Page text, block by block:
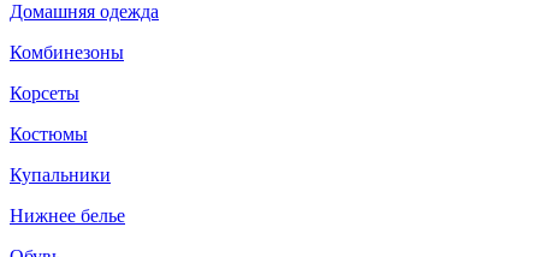
Домашняя одежда
Комбинезоны
Корсеты
Костюмы
Купальники
Нижнее белье